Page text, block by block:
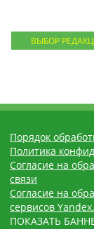
ВЫБОР
Порядок
Политика
Согласие на
связи
Согласие на
сервисов
ПОКАЗАТЬ